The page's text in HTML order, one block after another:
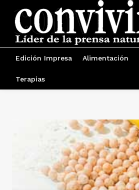
Edición Impresa Alimentación
Terapias